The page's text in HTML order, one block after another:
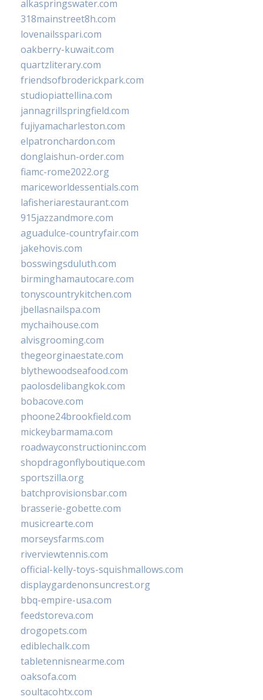
alkaspringswater.com
318mainstreet8h.com
lovenailsspari.com
oakberry-kuwait.com
quartzliterary.com
friendsofbroderickpark.com
studiopiattellina.com
jannagrillspringfield.com
fujiyamacharleston.com
elpatronchardon.com
donglaishun-order.com
fiamc-rome2022.org
mariceworldessentials.com
lafisheriarestaurant.com
915jazzandmore.com
aguadulce-countryfair.com
jakehovis.com
bosswingsduluth.com
birminghamautocare.com
tonyscountrykitchen.com
jbellasnailspa.com
mychaihouse.com
alvisgrooming.com
thegeorginaestate.com
blythewoodseafood.com
paolosdelibangkok.com
bobacove.com
phoone24brookfield.com
mickeybarmama.com
roadwayconstructioninc.com
shopdragonflyboutique.com
sportszilla.org
batchprovisionsbar.com
brasserie-gobette.com
musicrearte.com
morseysfarms.com
riverviewtennis.com
official-kelly-toys-squishmallows.com
displaygardenonsuncrest.org
bbq-empire-usa.com
feedstoreva.com
drogopets.com
ediblechalk.com
tabletennisnearme.com
oaksofa.com
soultacohtx.com